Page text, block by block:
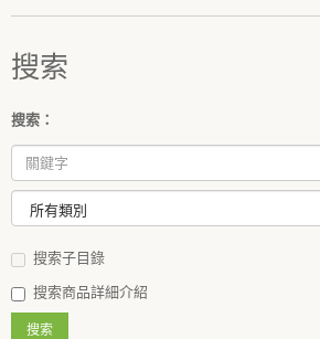
搜索
搜索：
搜索子目錄
搜索商品詳細介紹